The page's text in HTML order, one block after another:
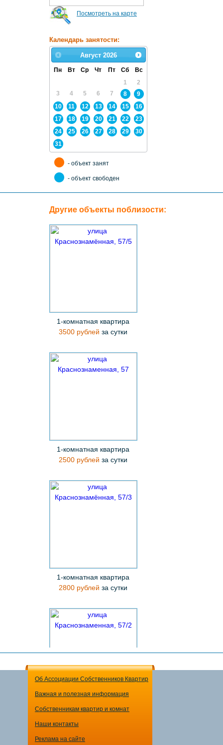
Посмотреть на карте
Календарь занятости:
Август 2026
Пн Вт Ср Чт Пт Сб
Вс
1
2
3
4 5 6 7 8
9
10
11 12 13 14 15
16
17
18 19 20 21 22
23
24
25 26 27 28 29
30
31
- объект занят
- объект свободен
Другие объекты поблизости:
1-комнатная квартира
3500 рублей за сутки
1-комнатная квартира
2500 рублей за сутки
1-комнатная квартира
2800 рублей за сутки
Об Ассоциации Собственников Квартир
Важная и полезная информация
Собственникам квартир и комнат
Наши контакты
Реклама на сайте